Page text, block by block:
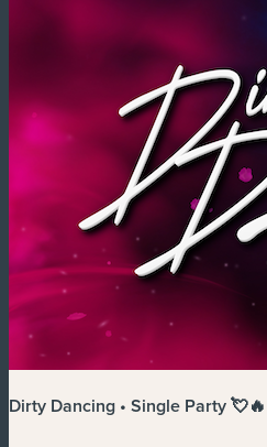
Dirty Dancing • Single Party 💘🔥